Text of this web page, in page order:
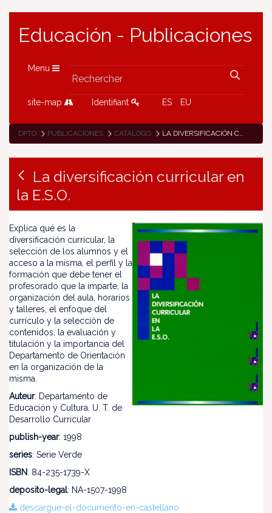
Educación - Publicaciones
Menu
site-map Identifiant ES EU
DPTO PUBLICACIONES CATÁLOGO LA DIVERSIFICACIÓN CURRICULAR EN LA E.S.O.
La diversificación curricular en
la E.S.O.
Explica qué es la
diversificación curricular, la
selección de los alumnos y el
acceso a la misma, el perfil y la
formación que debe tener el
profesorado que la imparte, la
organización del aula, horarios
y talleres, el enfoque del
currículo y la selección de
contenidos, la evaluación y
titulación y la importancia del
Departamento de Orientación
en la organización de la
misma.
Auteur: Departamento de
Educación y Cultura. U. T. de
Desarrollo Curricular
publish-year: 1998
series: Serie Verde
ISBN: 84-235-1739-X
deposito-legal: NA-1507-1998
descargue-el-documento-en-castellano